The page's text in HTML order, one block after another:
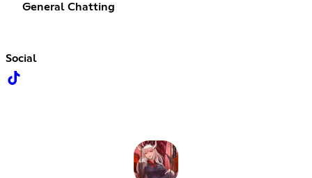
General Chatting
Social